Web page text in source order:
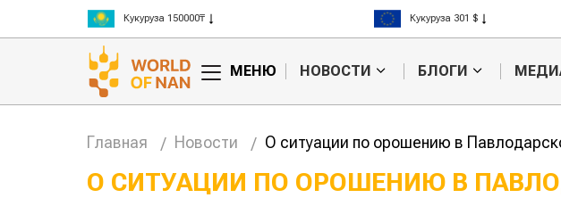
Рис 300000₸
Пшеница 3 класс 125000₸
Рис 408 $
Пшеница 423 $
МЕНЮ НОВОСТИ БЛОГИ
Главная Новости О ситуации по орошению в
О СИТУАЦИИ ПО ОРОШЕНИЮ В